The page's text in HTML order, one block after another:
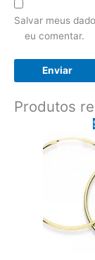
Salvar meus
eu comentar.
Produtos